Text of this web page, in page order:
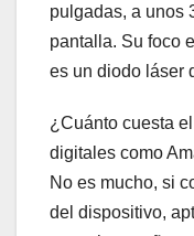
pulgadas, a unos
pantalla. Su foco
es un diodo láser
¿Cuánto cuesta
digitales como
No es mucho, si
del dispositivo,